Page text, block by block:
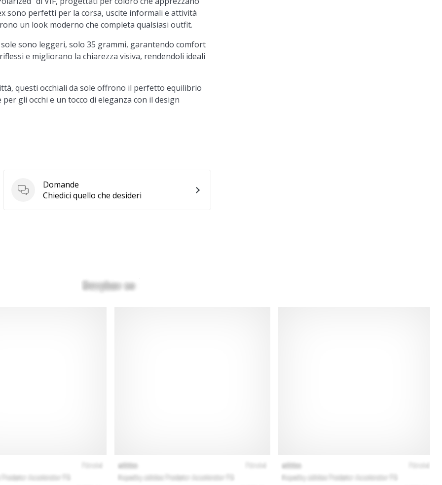
sono perfetti per la corsa, uscite informali e attività
un look moderno che completa qualsiasi outfit.
sono leggeri, solo 35 grammi, garantendo comfort
e migliorano la chiarezza visiva, rendendoli ideali
questi occhiali da sole offrono il perfetto equilibrio
gli occhi e un tocco di eleganza con il design
Domande
Domande
Chiedici quello che desideri